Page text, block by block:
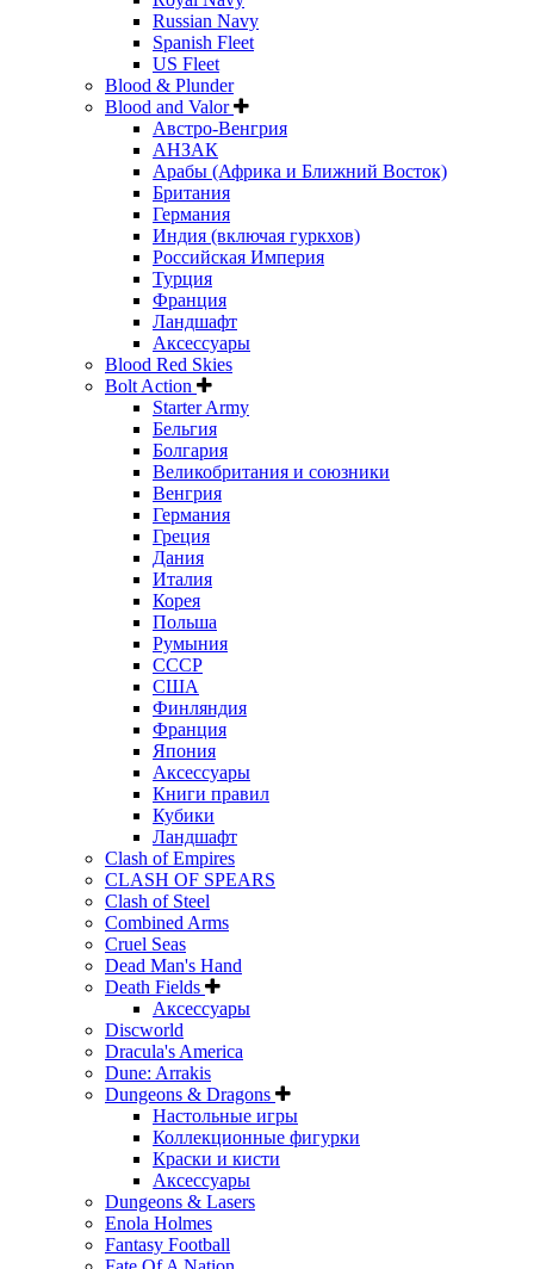
Russian Navy
Spanish Fleet
US Fleet
Blood & Plunder
Blood and Valor
Австро-Венгрия
АНЗАК
Арабы (Африка и Ближний Восток)
Британия
Германия
Индия (включая гуркхов)
Российская Империя
Турция
Франция
Ландшафт
Аксессуары
Blood Red Skies
Bolt Action
Starter Army
Бельгия
Болгария
Великобритания и союзники
Венгрия
Германия
Греция
Дания
Италия
Корея
Польша
Румыния
СССР
США
Финляндия
Франция
Япония
Аксессуары
Книги правил
Кубики
Ландшафт
Clash of Empires
CLASH OF SPEARS
Clash of Steel
Combined Arms
Cruel Seas
Dead Man's Hand
Death Fields
Аксессуары
Discworld
Dracula's America
Dune: Arrakis
Dungeons & Dragons
Настольные игры
Коллекционные фигурки
Краски и кисти
Аксессуары
Dungeons & Lasers
Enola Holmes
Fantasy Football